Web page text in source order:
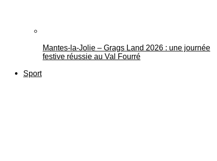
Mantes-la-Jolie – Grags Land 2026 : une journée
festive réussie au Val Fourré
Sport